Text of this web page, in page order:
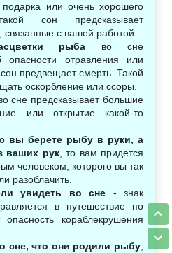
или очень хорошего
сон предсказывает
связанные с вашей работой.
рыба во сне
опасности отравления или
предвещает смерть. Такой
оскорбление или ссоры.
сне предсказывает большие
или открытие какой-то
вы берете рыбу в руки, а
ваших рук, то вам придется
человеком, которого вы так
разоблачить.
увидеть во сне - знак
в путешествие по
кораблекрушения
сне, что они родили рыбу